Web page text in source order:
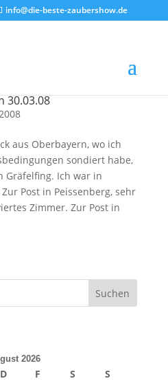
info@die-beste-zaubershow.de
30.03.08
aus Oberbayern, wo ich
sondiert habe,
Gräfelfing. Ich war in
Post in Peissenberg, sehr
Zimmer. Zur Post in
2026
D F S
S